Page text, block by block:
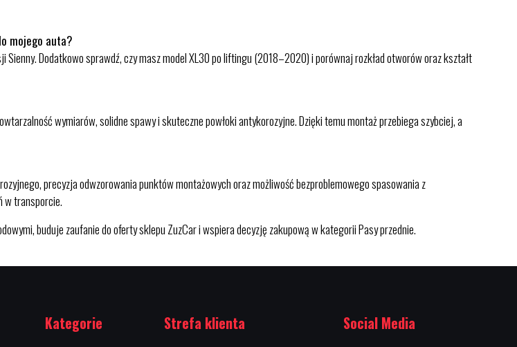
mojego auta?
Dodatkowo sprawdź, czy masz model XL30 po liftingu (2018–2020) i porównaj rozkład otworów oraz kształt
wymiarów, solidne spawy i skuteczne powłoki antykorozyjne. Dzięki temu montaż przebiega szybciej, a
precyzja odwzorowania punktów montażowych oraz możliwość bezproblemowego spasowania z
w transporcie.
buduje zaufanie do oferty sklepu ZuzCar i wspiera decyzję zakupową w kategorii Pasy przednie.
Kategorie Strefa klienta Social Media